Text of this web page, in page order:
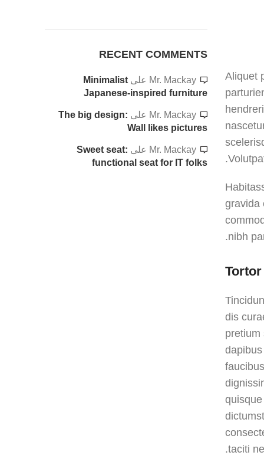
Aliquet
gravida
nibh
dis
pretium
taciti
RECENT COMMENTS
Mr. Mackay علىMinimalist
Japanese-inspired furniture
Mr. Mackay على The big design:
Wall likes pictures
Mr. Mackay على Sweet seat:
functional seat for IT folks